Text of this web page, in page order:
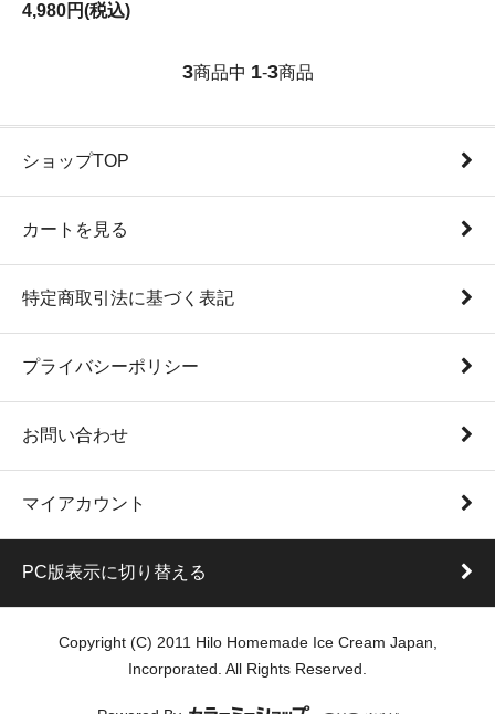
4,980円(税込)
3商品中 1-3商品
ショップTOP
カートを見る
特定商取引法に基づく表記
プライバシーポリシー
お問い合わせ
マイアカウント
PC版表示に切り替える
Copyright (C) 2011 Hilo Homemade Ice Cream Japan,
Incorporated. All Rights Reserved.